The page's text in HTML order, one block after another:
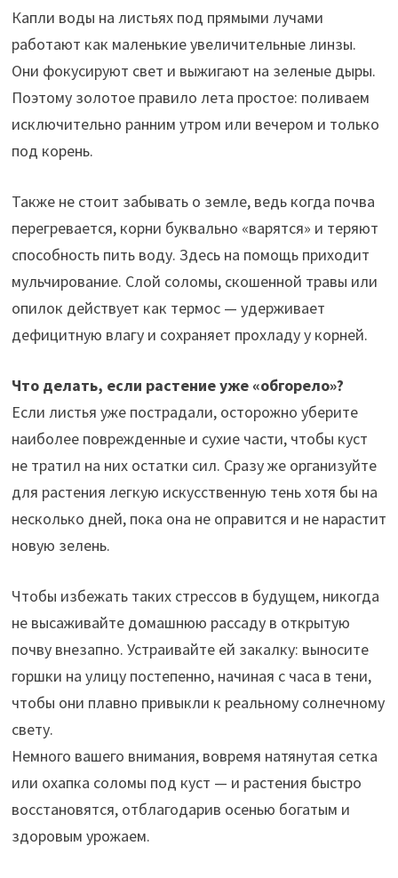
Капли воды на листьях под прямыми лучами
работают как маленькие увеличительные линзы.
Они фокусируют свет и выжигают на зеленые дыры.
Поэтому золотое правило лета простое: поливаем
исключительно ранним утром или вечером и только
под корень.
Также не стоит забывать о земле, ведь когда почва
перегревается, корни буквально «варятся» и теряют
способность пить воду. Здесь на помощь приходит
мульчирование. Слой соломы, скошенной травы или
опилок действует как термос — удерживает
дефицитную влагу и сохраняет прохладу у корней.
Что делать, если растение уже «обгорело»?
Если листья уже пострадали, осторожно уберите
наиболее поврежденные и сухие части, чтобы куст
не тратил на них остатки сил. Сразу же организуйте
для растения легкую искусственную тень хотя бы на
несколько дней, пока она не оправится и не нарастит
новую зелень.
Чтобы избежать таких стрессов в будущем, никогда
не высаживайте домашнюю рассаду в открытую
почву внезапно. Устраивайте ей закалку: выносите
горшки на улицу постепенно, начиная с часа в тени,
чтобы они плавно привыкли к реальному солнечному
свету.
Немного вашего внимания, вовремя натянутая сетка
или охапка соломы под куст — и растения быстро
восстановятся, отблагодарив осенью богатым и
здоровым урожаем.